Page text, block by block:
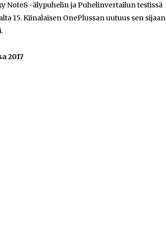
Note8 -älypuhelin ja Puhelinvertailun testissä
15. Kiinalaisen OnePlussan uutuus sen sijaan
2017